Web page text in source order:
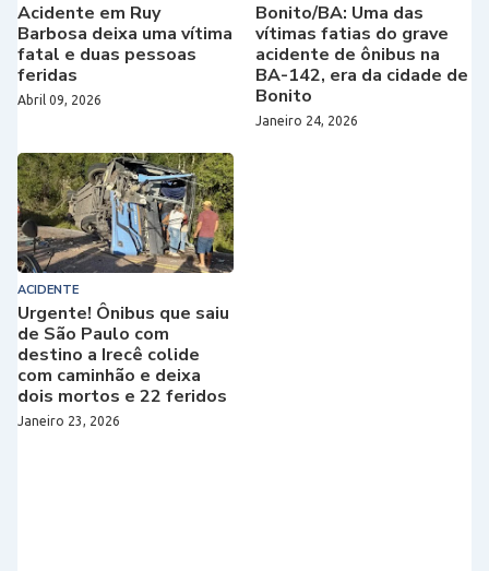
Acidente em Ruy
Barbosa deixa uma vítima
fatal e duas pessoas
feridas
Abril 09, 2026
Bonito/BA: Uma das
vítimas fatias do grave
acidente de ônibus na
BA-142, era da cidade de
Bonito
Janeiro 24, 2026
ACIDENTE
Urgente! Ônibus que saiu
de São Paulo com
destino a Irecê colide
com caminhão e deixa
dois mortos e 22 feridos
Janeiro 23, 2026